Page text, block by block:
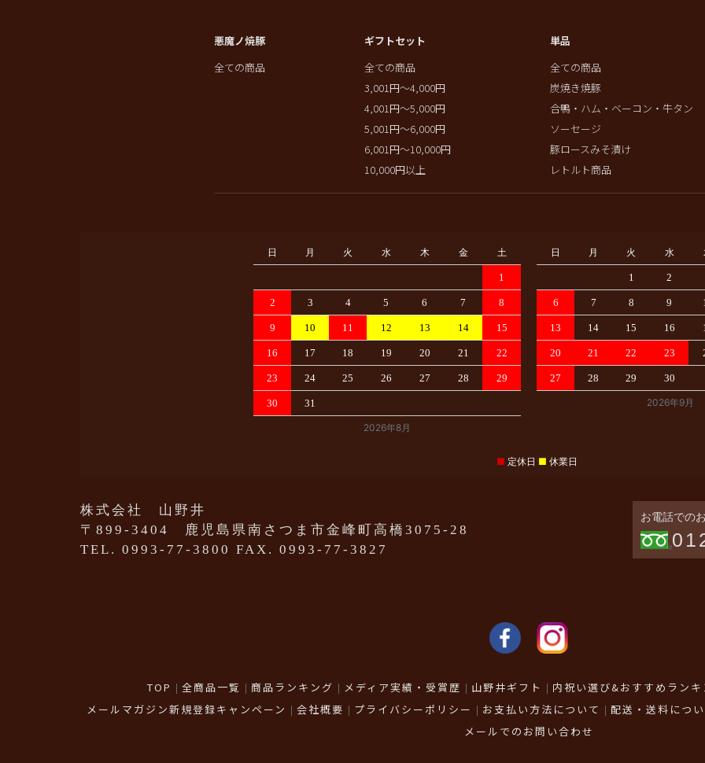
悪魔ノ焼豚
全ての商品
ギフトセット
全ての商品
3,001円～4,000円
4,001円～5,000円
5,001円～6,000円
6,001円～10,000円
10,000円以上
単品
全ての商品
炭焼き焼豚
合鴨・ハム・ベーコン・牛タン
ソーセージ
豚ロースみそ漬け
レトルト商品
2026年8月
日 月 火 水 木 金 土
1
2 3 4 5 6 7 8
9 10 11 12 13 14 15
16 17 18 19 20 21 22
23 24 25 26 27 28 29
30 31 2026年9月
日 月 火 水
1 2
6 7 8 9
13 14 15 16
20 21 22 23
27 28 29 30
■ 定休日 ■ 休業日
株式会社 山野井
〒899-3404 鹿児島県南さつま市金峰町高橋3075-28
TEL. 0993-77-3800 FAX. 0993-77-3827
お電話での
TOP 全商品一覧 商品ランキング メディア実績・受賞歴 山野井ギフト
内祝い選び&おすすめラン
メールマガジン新規登録キャンペーン
会社概要 プライバシーポリシー お支払い方法について
配送・送料につ
メールでのお問い合わせ